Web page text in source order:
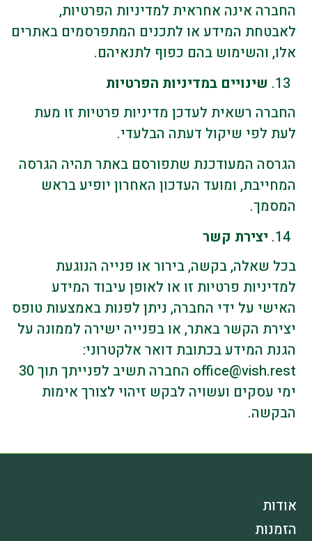
החברה אינה אחראית למדיניות הפרטיות,
לאבטחת המידע או לתכנים המתפרסמים באתרים
אלו, והשימוש בהם כפוף לתנאיהם.
שינויים במדיניות הפרטיות
החברה רשאית לעדכן מדיניות פרטיות זו מעת
לעת לפי שיקול דעתה הבלעדי.
הגרסה המעודכנת שתפורסם באתר תהיה הגרסה
המחייבת, ומועד העדכון האחרון יופיע בראש
המסמך.
יצירת קשר
בכל שאלה, בקשה, בירור או פנייה הנוגעת
למדיניות פרטיות זו או לאופן עיבוד המידע
האישי על ידי החברה, ניתן לפנות באמצעות טופס
יצירת הקשר באתר, או בפנייה ישירה לממונה על
הגנת המידע בכתובת דואר אלקטרוני:
office@vish.rest
החברה תשיב לפנייתך תוך 30
ימי עסקים ועשויה לבקש זיהוי לצורך אימות
הבקשה.
אודות
הזמנות